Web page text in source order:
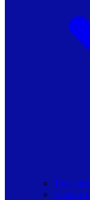
Toate
Viziune